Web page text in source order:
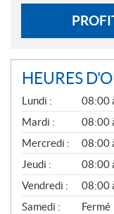
HEURES
G
É
N
É
R
A
L
Lundi :
08:00
Mardi :
08:00
Mercredi :
08:00
Jeudi :
08:00
Vendredi :
08:00
Samedi :
Fermé